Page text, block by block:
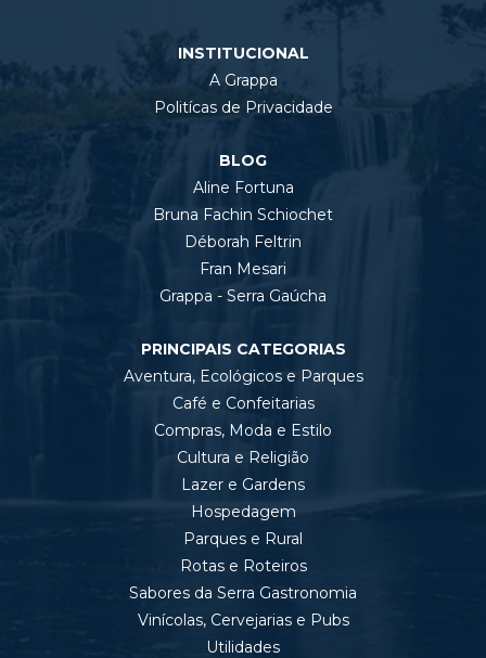
INSTITUCIONAL
A Grappa
Politícas de Privacidade
BLOG
Aline Fortuna
Bruna Fachin Schiochet
Déborah Feltrin
Fran Mesari
Grappa - Serra Gaúcha
PRINCIPAIS CATEGORIAS
Aventura, Ecológicos e Parques
Café e Confeitarias
Compras, Moda e Estilo
Cultura e Religião
Lazer e Gardens
Hospedagem
Parques e Rural
Rotas e Roteiros
Sabores da Serra Gastronomia
Vinícolas, Cervejarias e Pubs
Utilidades